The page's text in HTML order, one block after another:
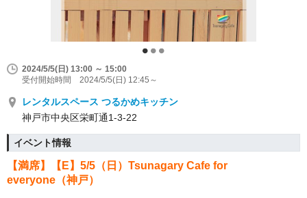
2024/5/5(日) 13:00 ～ 15:00
受付開始時間 2024/5/5(日) 12:45～
レンタルスペース つるかめキッチン
神戸市中央区栄町通1-3-22
イベント情報
【満席】【E】5/5（日） Tsunagary Cafe for
everyone（神戸）